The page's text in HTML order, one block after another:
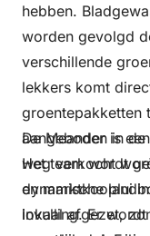
hebben.
worden gevolgd
verschillende
lekkers komt
groentepakketten
aangeboden in
weg verkocht
en marktkooplui
lokaal afgezet,
De Meander is
Het team wordt
dynamische
invulling. Er